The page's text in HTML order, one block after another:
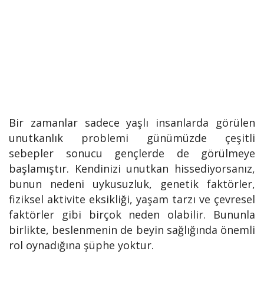
Bir zamanlar sadece yaşlı insanlarda görülen
unutkanlık problemi günümüzde çeşitli
sebepler sonucu gençlerde de görülmeye
başlamıştır. Kendinizi unutkan hissediyorsanız,
bunun nedeni uykusuzluk, genetik faktörler,
fiziksel aktivite eksikliği, yaşam tarzı ve çevresel
faktörler gibi birçok neden olabilir. Bununla
birlikte, beslenmenin de beyin sağlığında önemli
rol oynadığına şüphe yoktur.